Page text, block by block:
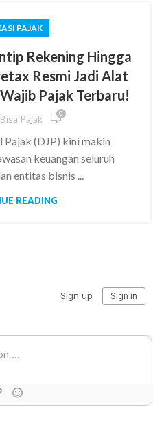
PAJAK
Rekening Hingga
Resmi Jadi Alat
Pajak Terbaru!
Pajak 0
(DJP) kini makin
keuangan seluruh
entitas bisnis ...
READING